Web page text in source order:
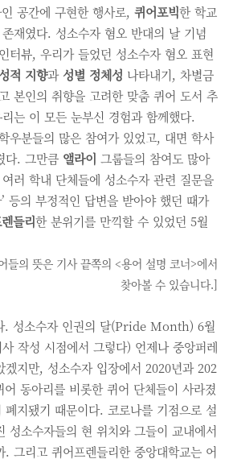
공간에 구현한 행사로, 퀴어포빅한 학교
재였다. 성소수자 혐오 반대의 날 기념
터뷰, 우리가 들었던 성소수자 혐오 표현
성적 지향과 성별 정체성 나타내기, 차별금
본인의 취향을 고려한 맞춤 퀴어 도서 추
는 이 모든 눈부신 경험과 함께했다.
우분들의 많은 참여가 있었고, 대면 학사
다. 그만큼 앨라이 그룹들의 참여도 많아
러 학내 단체들에 성소수자 관련 질문을
등의 부정적인 답변을 받아야 했던 때가
들리한 분위기를 만끽할 수 있었던 5월
들의 뜻은 기사 끝쪽의 <용어 설명 코너>에서
찾아볼 수 있습니다.]
. 성소수자 인권의 달(Pride Month) 6월
작성 시점에서 그렇다) 언제나 중앙퍼레
겠지만, 성소수자 입장에서 2020년과 202
동아리를 비롯한 퀴어 단체들이 사라졌
폐지됐기 때문이다. 코로나를 기점으로 설
성소수자들의 현 위치와 그들이 교내에서
. 그리고 퀴어프렌들리한 중앙대학교는 어